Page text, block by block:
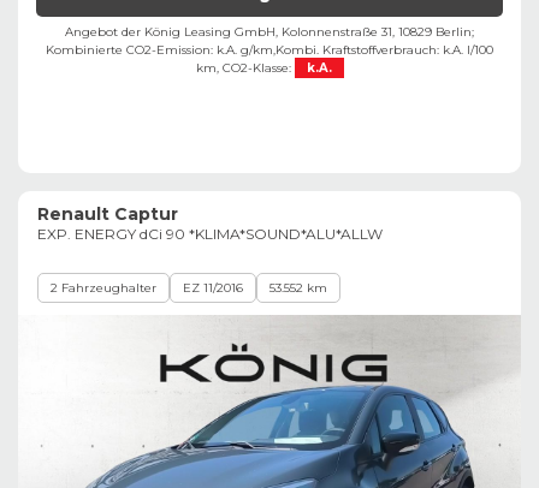
Angebot der König Leasing GmbH, Kolonnenstraße 31, 10829 Berlin;
Kombinierte CO2-Emission: k.A. g/km,Kombi. Kraftstoffverbrauch: k.A. l/100
km, CO2-Klasse: k.A.
Renault Captur
EXP. ENERGY dCi 90 *KLIMA*SOUND*ALU*ALLW
2 Fahrzeughalter EZ 11/2016 53.552 km